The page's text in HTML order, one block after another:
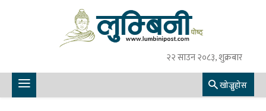
२२ साउन २०८३, शुक्रबार
खोज्नुहोस